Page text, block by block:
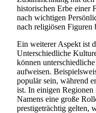
historischen Erbe einer
nach wichtigen
nach religiösen Figuren
Ein weiterer Aspekt ist
Unterschiedliche
können
aufweisen.
populär sein, während
ist. In einigen
Namens eine große
prestigeträchtig gelten,